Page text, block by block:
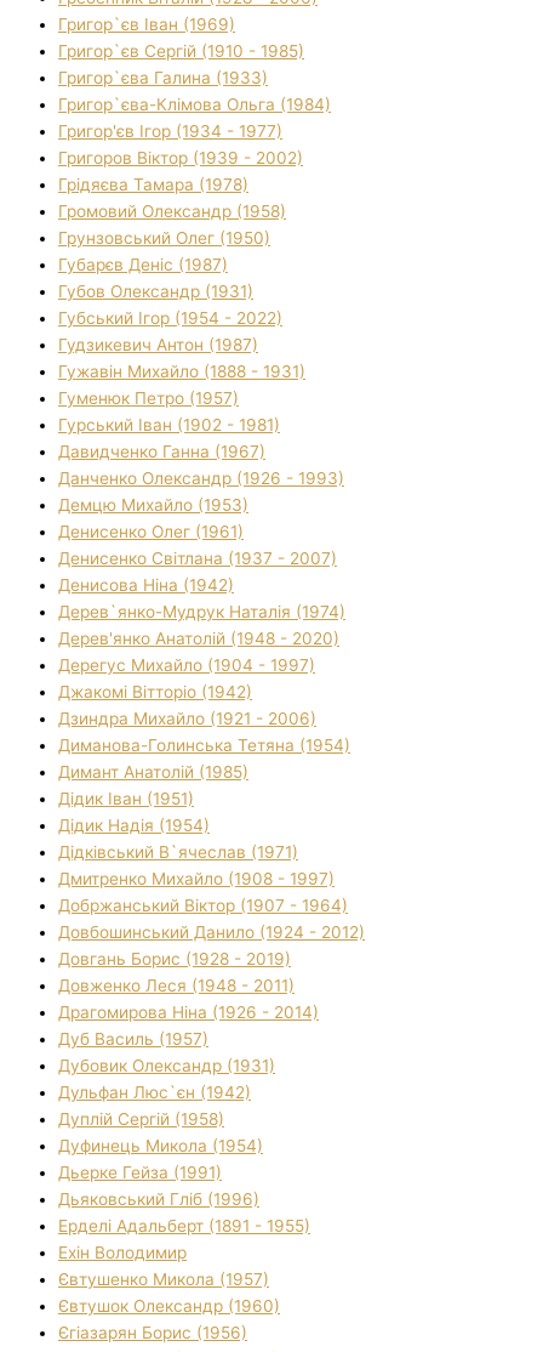
Григор`єв Іван (1969)
Григор`єв Сергій (1910 - 1985)
Григор`єва Галина (1933)
Григор`єва-Клімова Ольга (1984)
Григор'єв Ігор (1934 - 1977)
Григоров Віктор (1939 - 2002)
Грідяєва Тамара (1978)
Громовий Олександр (1958)
Грунзовський Олег (1950)
Губарєв Деніс (1987)
Губов Олександр (1931)
Губський Ігор (1954 - 2022)
Гудзикевич Антон (1987)
Гужавін Михайло (1888 - 1931)
Гуменюк Петро (1957)
Гурський Іван (1902 - 1981)
Давидченко Ганна (1967)
Данченко Олександр (1926 - 1993)
Демцю Михайло (1953)
Денисенко Олег (1961)
Денисенко Світлана (1937 - 2007)
Денисова Ніна (1942)
Дерев`янко-Мудрук Наталія (1974)
Дерев'янко Анатолій (1948 - 2020)
Дерегус Михайло (1904 - 1997)
Джакомі Вітторіо (1942)
Дзиндра Михайло (1921 - 2006)
Диманова-Голинська Тетяна (1954)
Димант Анатолій (1985)
Дідик Іван (1951)
Дідик Надія (1954)
Дідківський В`ячеслав (1971)
Дмитренко Михайло (1908 - 1997)
Добржанський Віктор (1907 - 1964)
Довбошинський Данило (1924 - 2012)
Довгань Борис (1928 - 2019)
Довженко Леся (1948 - 2011)
Драгомирова Ніна (1926 - 2014)
Дуб Василь (1957)
Дубовик Олександр (1931)
Дульфан Люс`єн (1942)
Дуплій Сергій (1958)
Дуфинець Микола (1954)
Дьерке Гейза (1991)
Дьяковський Гліб (1996)
Ерделі Адальберт (1891 - 1955)
Ехін Володимир
Євтушенко Микола (1957)
Євтушок Олександр (1960)
Єгіазарян Борис (1956)